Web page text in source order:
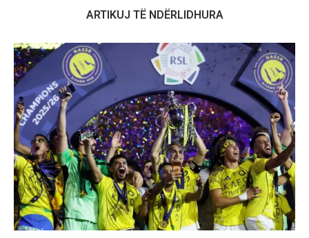
ARTIKUJ TË NDËRLIDHURA